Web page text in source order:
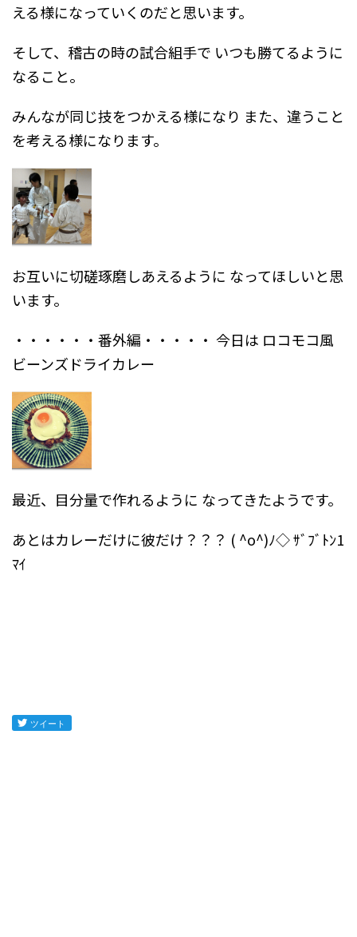
える様になっていくのだと思います。
そして、稽古の時の試合組手で いつも勝てるように
なること。
みんなが同じ技をつかえる様になり また、違うこと
を考える様になります。
お互いに切磋琢磨しあえるように なってほしいと思
います。
・・・・・・番外編・・・・・ 今日は ロコモコ風
ビーンズドライカレー
最近、目分量で作れるように なってきたようです。
あとはカレーだけに彼だけ？？？ ( ^o^)ﾉ◇ ｻﾞﾌﾞﾄﾝ1
ﾏｲ